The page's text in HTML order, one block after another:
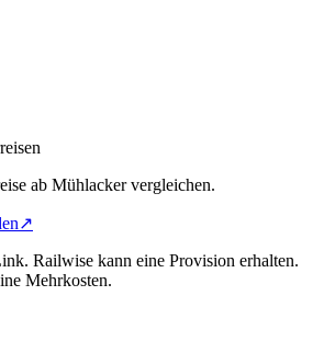
ab Mühlacker vergleichen.
↗
Railwise kann eine Provision erhalten.
Mehrkosten.